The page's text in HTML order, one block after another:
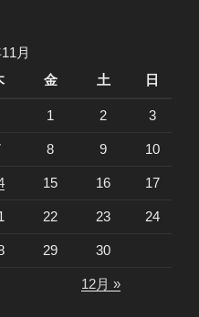
月
金 土 日
1 2 3
8 9 10
15 16 17
22 23 24
29 30
12月 »